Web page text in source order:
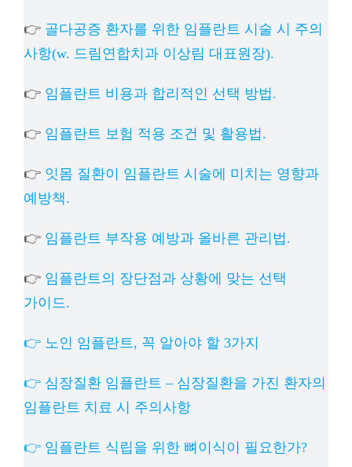
👉 골다공증 환자를 위한 임플란트 시술 시 주의
사항(w. 드림연합치과 이상림 대표원장).
👉 임플란트 비용과 합리적인 선택 방법.
👉 임플란트 보험 적용 조건 및 활용법.
👉 잇몸 질환이 임플란트 시술에 미치는 영향과
예방책.
👉 임플란트 부작용 예방과 올바른 관리법.
👉 임플란트의 장단점과 상황에 맞는 선택
가이드.
👉 노인 임플란트, 꼭 알아야 할 3가지
👉 심장질환 임플란트 – 심장질환을 가진 환자의
임플란트 치료 시 주의사항
👉 임플란트 식립을 위한 뼈이식이 필요한가?